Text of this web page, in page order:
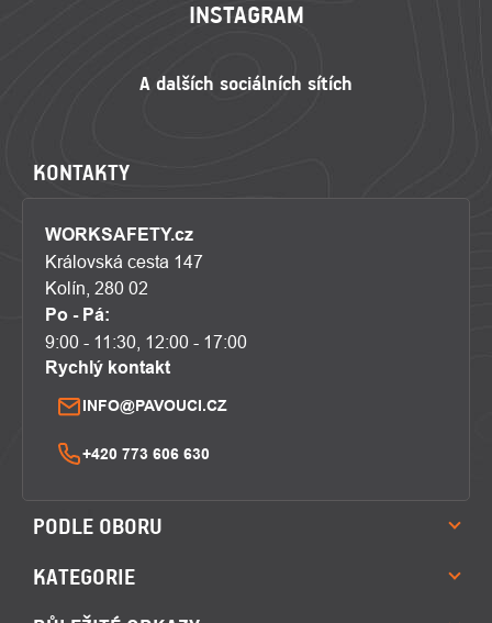
INSTAGRAM
KONTAKTY
WORKSAFETY.cz
Královská cesta 147
Kolín, 280 02
Po - Pá:
9:00 - 11:30, 12:00 - 17:00
Rychlý kontakt
INFO@PAVOUCI.CZ
+420 773 606 630
PODLE OBORU
KATEGORIE